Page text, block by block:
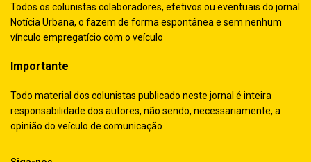
Todos os colunistas colaboradores, efetivos ou eventuais do jornal
Notícia Urbana, o fazem de forma espontânea e sem nenhum
vínculo empregatício com o veículo
Importante
Todo material dos colunistas publicado neste jornal é inteira
responsabilidade dos autores, não sendo, necessariamente, a
opinião do veículo de comunicação